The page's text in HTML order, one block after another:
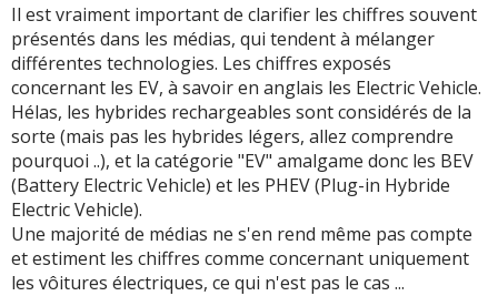
Il est vraiment important de clarifier les chiffres souvent
présentés dans les médias, qui tendent à mélanger
différentes technologies. Les chiffres exposés
concernant les EV, à savoir en anglais les Electric Vehicle.
Hélas, les hybrides rechargeables sont considérés de la
sorte (mais pas les hybrides légers, allez comprendre
pourquoi ..), et la catégorie "EV" amalgame donc les BEV
(Battery Electric Vehicle) et les PHEV (Plug-in Hybride
Electric Vehicle).
Une majorité de médias ne s'en rend même pas compte
et estiment les chiffres comme concernant uniquement
les vôitures électriques, ce qui n'est pas le cas ...